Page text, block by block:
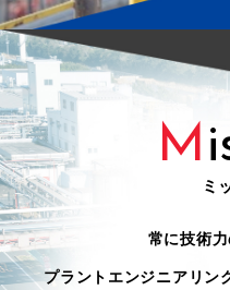
M
ミ
常に技術力
プラントエンジニアリン